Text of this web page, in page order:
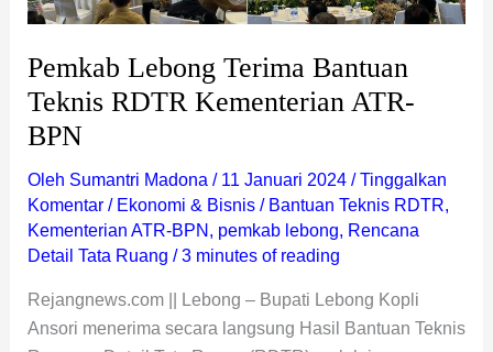
Pemkab Lebong Terima Bantuan
Teknis RDTR Kementerian ATR-
BPN
Oleh Sumantri Madona / 11 Januari 2024 /Tinggalkan
Komentar / Ekonomi & Bisnis/ Bantuan Teknis RDTR,
Kementerian ATR-BPN , pemkab lebong, Rencana
Detail Tata Ruang /3 minutes of reading
Rejangnews.com || Lebong – Bupati Lebong Kopli
Ansori menerima secara langsung Hasil Bantuan Teknis